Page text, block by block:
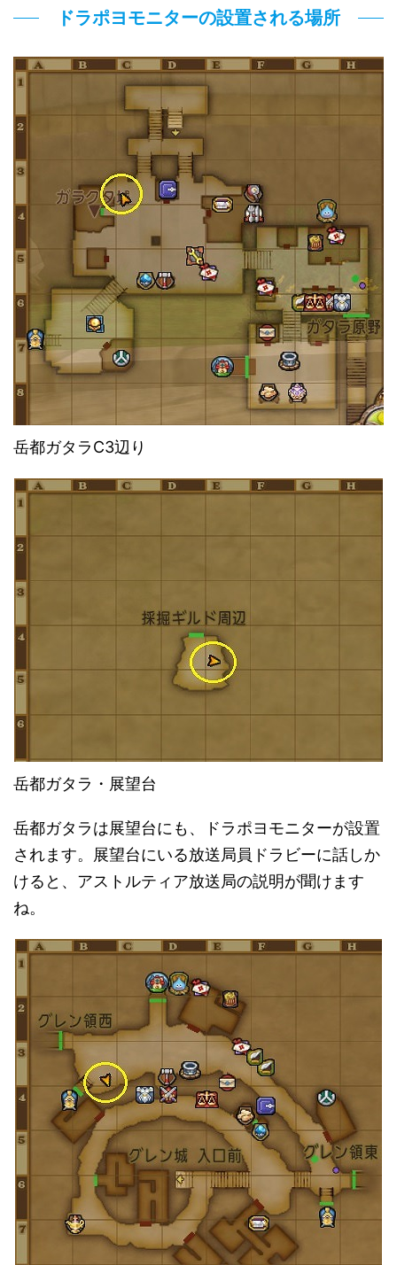
ドラポヨモニターの設置される場所
岳都ガタラC3辺り
岳都ガタラ・展望台
岳都ガタラは展望台にも、ドラポヨモニターが設置
されます。展望台にいる放送局員ドラビーに話しか
けると、アストルティア放送局の説明が聞けます
ね。